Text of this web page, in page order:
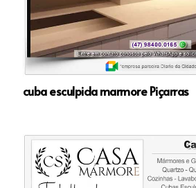
cuba esculpida marmore Piçarras